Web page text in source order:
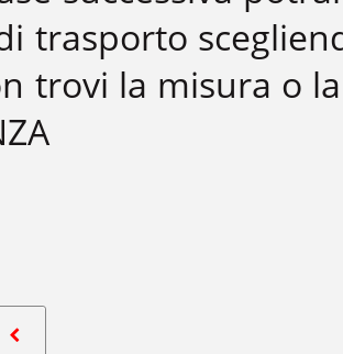
trasporto
trovi la misura o